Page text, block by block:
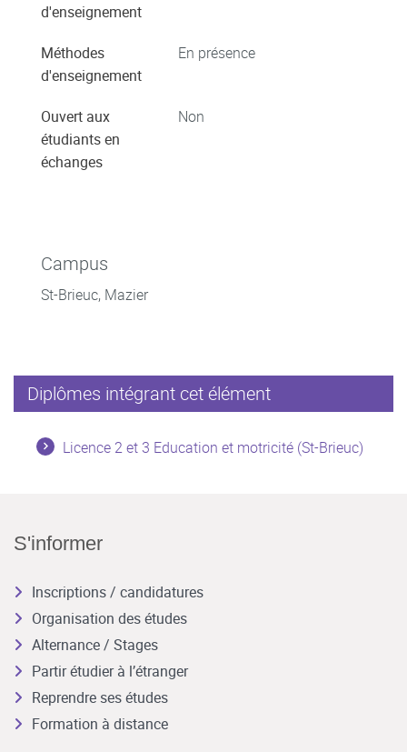
d'enseignement
Méthodes
d'enseignement
En présence
Ouvert aux
étudiants en
échanges
Non
Campus
St-Brieuc, Mazier
Diplômes intégrant cet élément
Licence 2 et 3 Education et motricité (St-Brieuc)
S'informer
Inscriptions / candidatures
Organisation des études
Alternance / Stages
Partir étudier à l’étranger
Reprendre ses études
Formation à distance